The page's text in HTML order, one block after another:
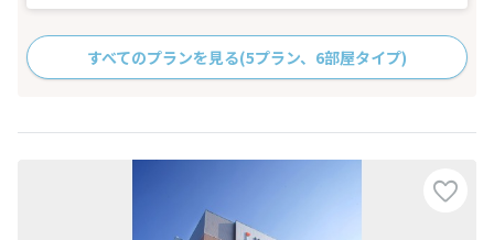
すべてのプランを見る(5プラン、6部屋タイプ)